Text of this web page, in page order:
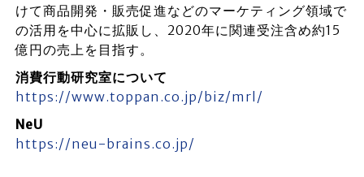
けて商品開発・販売促進などのマーケティング領域で
の活用を中心に拡販し、2020年に関連受注含め約15
億円の売上を目指す。
消費行動研究室について
https://www.toppan.co.jp/biz/mrl/
NeU
https://neu-brains.co.jp/